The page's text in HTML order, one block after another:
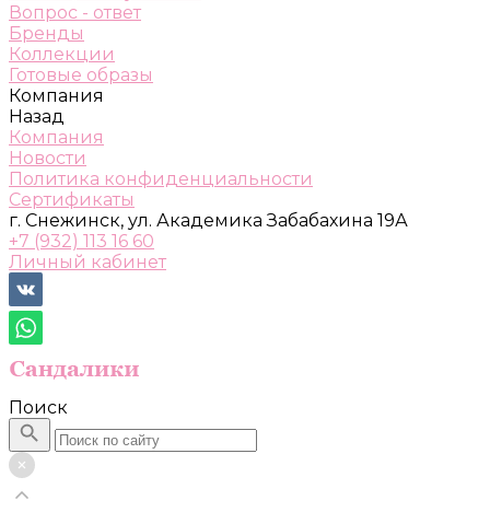
Вопрос - ответ
Бренды
Коллекции
Готовые образы
Компания
Назад
Компания
Новости
Политика конфиденциальности
Сертификаты
г. Снежинск, ул. Академика Забабахина 19А
+7 (932) 113 16 60
Личный кабинет
Поиск